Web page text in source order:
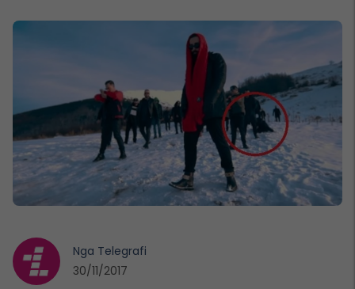
Nga Telegrafi
30/11/2017